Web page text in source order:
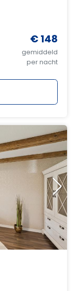
€ 148
gemiddeld
per nacht